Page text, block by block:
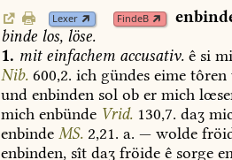
Lexer FindeB
binde los, löse.
1. miteinfachem accusativ. ê si
Nib. 600,2. ich gündes eime tôren
und enbinden sol ob er mich
mich enbünde Vrid. 130,7. daʒ
enbinde MS. 2,21. a. — wolde
enbinden, sît daʒ fröide ê sorge